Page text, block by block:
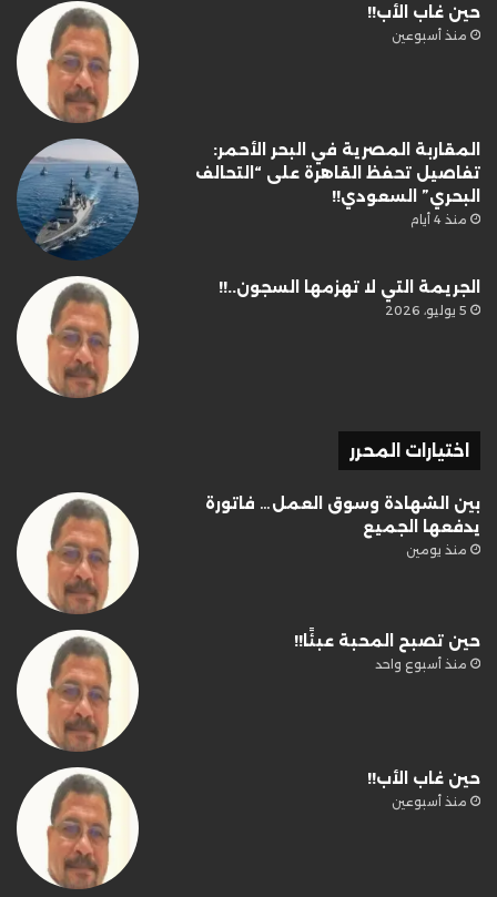
حين غاب الأب!!
منذ أسبوعين
المقاربة المصرية في البحر الأحمر:
تفاصيل تحفظ القاهرة على “التحالف
البحري” السعودي!!
منذ 4 أيام
الجريمة التي لا تهزمها السجون..!!
5 يوليو، 2026
اختيارات المحرر
بين الشهادة وسوق العمل… فاتورة
يدفعها الجميع
منذ يومين
حين تصبح المحبة عبئًا!!
منذ أسبوع واحد
حين غاب الأب!!
منذ أسبوعين